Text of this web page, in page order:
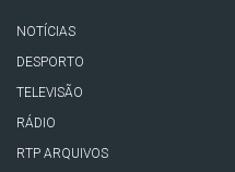
NOTÍCIAS
DESPORTO
TELEVISÃO
RÁDIO
RTP ARQUIVOS